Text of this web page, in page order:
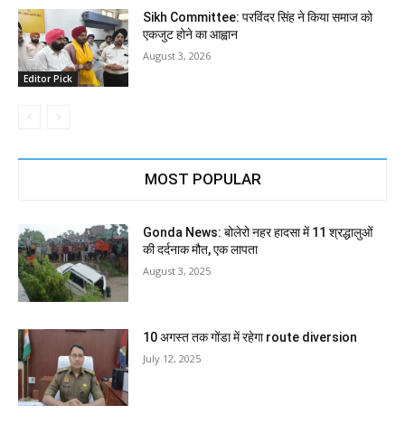
Editor Pick
Sikh Committee: परविंदर सिंह ने किया समाज को
एकजुट होने का आह्वान
August 3, 2026
MOST POPULAR
Gonda News: बोलेरो नहर हादसा में 11 श्रद्धालुओं
की दर्दनाक मौत, एक लापता
August 3, 2025
10 अगस्त तक गोंडा में रहेगा route diversion
July 12, 2025